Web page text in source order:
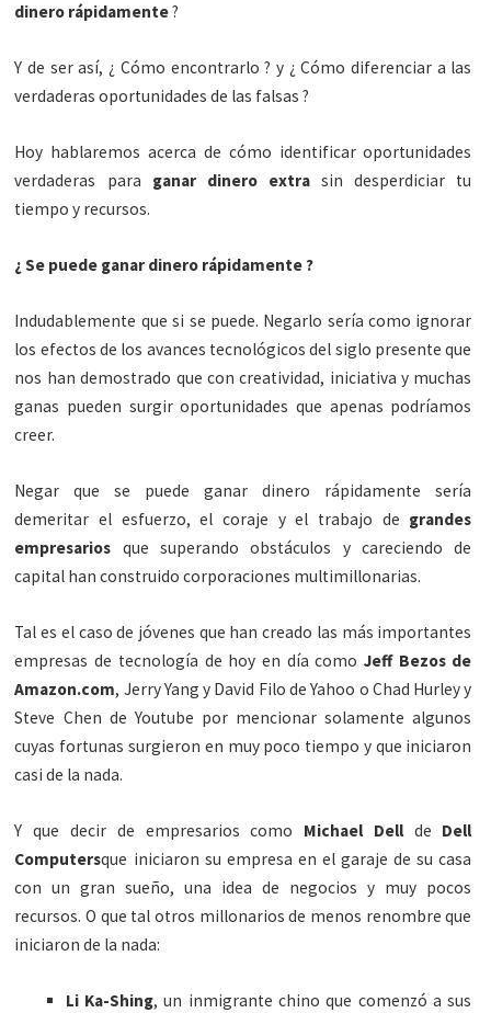
dinero rápidamente?
Y de ser así, ¿ Cómo encontrarlo ? y ¿ Cómo diferenciar a las
verdaderas oportunidades de las falsas ?
Hoy hablaremos acerca de cómo identificar oportunidades
verdaderas para ganar dinero extrasin desperdiciar tu
tiempo y recursos.
¿ Se puede ganar dinero rápidamente ?
Indudablemente que si se puede. Negarlo sería como ignorar
los efectos de los avances tecnológicos del siglo presente que
nos han demostrado que con creatividad, iniciativa y muchas
ganas pueden surgir oportunidades que apenas podríamos
creer.
Negar que se puede ganar dinero rápidamente sería
demeritar el esfuerzo, el coraje y el trabajo de grandes
empresarios que superando obstáculos y careciendo de
capital han construido corporaciones multimillonarias.
Tal es el caso de jóvenes que han creado las más importantes
empresas de tecnología de hoy en día como Jeff Bezos de
Amazon.com, Jerry Yang y David Filo de Yahoo o Chad Hurley y
Steve Chen de Youtube por mencionar solamente algunos
cuyas fortunas surgieron en muy poco tiempo y que iniciaron
casi de la nada.
Y que decir de empresarios como Michael Dellde Dell
Computersque iniciaron su empresa en el garaje de su casa
con un gran sueño, una idea de negocios y muy pocos
recursos. O que tal otros millonarios de menos renombre que
iniciaron de la nada:
Li Ka-Shing, un inmigrante chino que comenzó a sus